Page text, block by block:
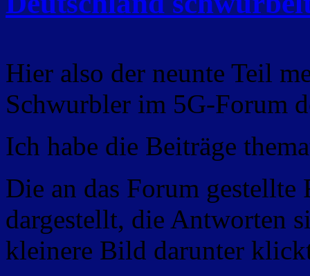
Hier also der neunte Teil
Schwurbler im 5G-Forum
Ich habe die Beiträge
Die an das Forum
dargestellt, die Antworten
kleinere Bild darunter